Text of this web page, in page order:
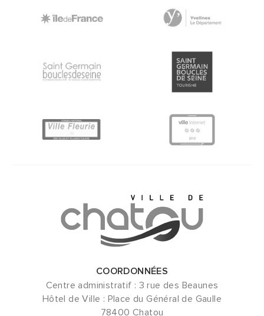
COORDONNÉES
Centre administratif : 3 rue des Beaunes
Hôtel de Ville : Place du Général de Gaulle
78400 Chatou